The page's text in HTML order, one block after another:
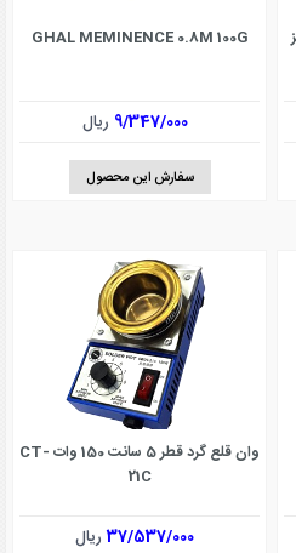
GHAL MEMINENCE 0.8M 100G
9/347/000 ریال
سفارش این محصول
وان قلع گرد قطر 5 سانت 150 وات CT-
21C
37/537/000ریال